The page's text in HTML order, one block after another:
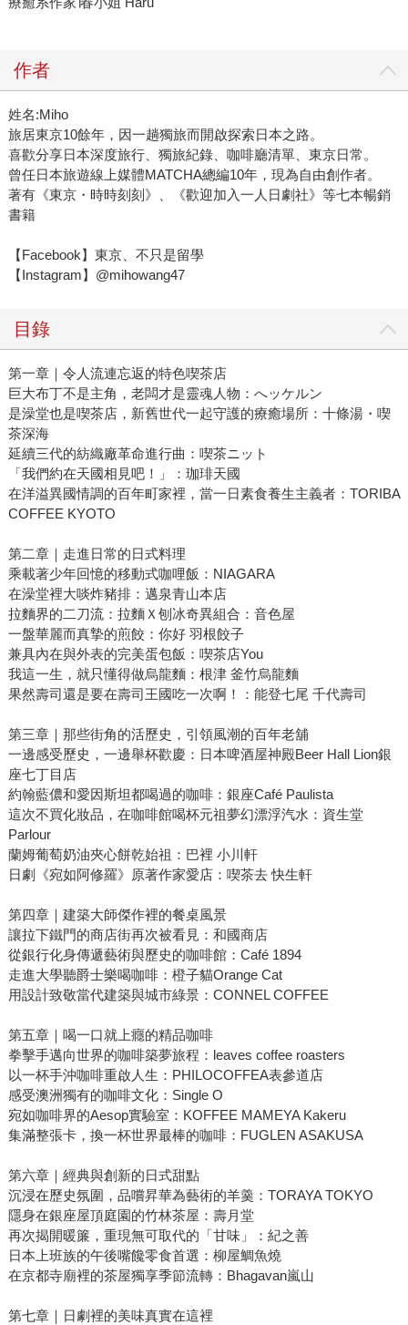
作者
姓名:Miho
旅居東京10餘年，因一趟獨旅而開啟探索日本之路。
喜歡分享日本深度旅行、獨旅紀錄、咖啡廳清單、東京日常。
曾任日本旅遊線上媒體MATCHA總編10年，現為自由創作者。
著有《東京・時時刻刻》、《歡迎加入一人日劇社》等七本暢銷
書籍
【Facebook】東京、不只是留學
【Instagram】@mihowang47
目錄
第一章｜令人流連忘返的特色喫茶店
巨大布丁不是主角，老闆才是靈魂人物：へッケルン
是澡堂也是喫茶店，新舊世代一起守護的療癒場所：十條湯・喫
茶深海
延續三代的紡織廠革命進行曲：喫茶ニット
「我們約在天國相見吧！」：珈琲天國
在洋溢異國情調的百年町家裡，當一日素食養生主義者：TORIBA
COFFEE KYOTO
第二章｜走進日常的日式料理
乘載著少年回憶的移動式咖哩飯：NIAGARA
在澡堂裡大啖炸豬排：邁泉青山本店
拉麵界的二刀流：拉麵Ｘ刨冰奇異組合：音色屋
一盤華麗而真摯的煎餃：你好 羽根餃子
兼具內在與外表的完美蛋包飯：喫茶店You
我這一生，就只懂得做烏龍麵：根津 釜竹烏龍麵
果然壽司還是要在壽司王國吃一次啊！：能登七尾 千代壽司
第三章｜那些街角的活歷史，引領風潮的百年老舖
一邊感受歷史，一邊舉杯歡慶：日本啤酒屋神殿Beer Hall Lion銀
座七丁目店
約翰藍儂和愛因斯坦都喝過的咖啡：銀座Café Paulista
這次不買化妝品，在咖啡館喝杯元祖夢幻漂浮汽水：資生堂
Parlour
蘭姆葡萄奶油夾心餅乾始祖：巴裡 小川軒
日劇《宛如阿修羅》原著作家愛店：喫茶去 快生軒
第四章｜建築大師傑作裡的餐桌風景
讓拉下鐵門的商店街再次被看見：和國商店
從銀行化身傳遞藝術與歷史的咖啡館：Café 1894
走進大學聽爵士樂喝咖啡：橙子貓Orange Cat
用設計致敬當代建築與城市綠景：CONNEL COFFEE
第五章｜喝一口就上癮的精品咖啡
拳擊手邁向世界的咖啡築夢旅程：leaves coffee roasters
以一杯手沖咖啡重啟人生：PHILOCOFFEA表參道店
感受澳洲獨有的咖啡文化：Single O
宛如咖啡界的Aesop實驗室：KOFFEE MAMEYA Kakeru
集滿整張卡，換一杯世界最棒的咖啡：FUGLEN ASAKUSA
第六章｜經典與創新的日式甜點
沉浸在歷史氛圍，品嚐昇華為藝術的羊羹：TORAYA TOKYO
隱身在銀座屋頂庭園的竹林茶屋：壽月堂
再次揭開暖簾，重現無可取代的「甘味」：紀之善
日本上班族的午後嘴饞零食首選：柳屋鯛魚燒
在京都寺廟裡的茶屋獨享季節流轉：Bhagavan嵐山
第七章｜日劇裡的美味真實在這裡